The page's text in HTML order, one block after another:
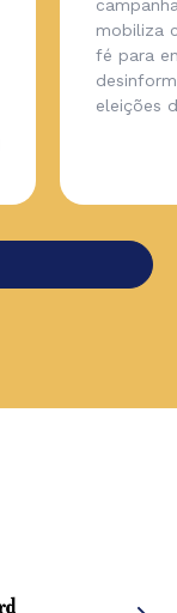
mobiliza
fé para
eleições